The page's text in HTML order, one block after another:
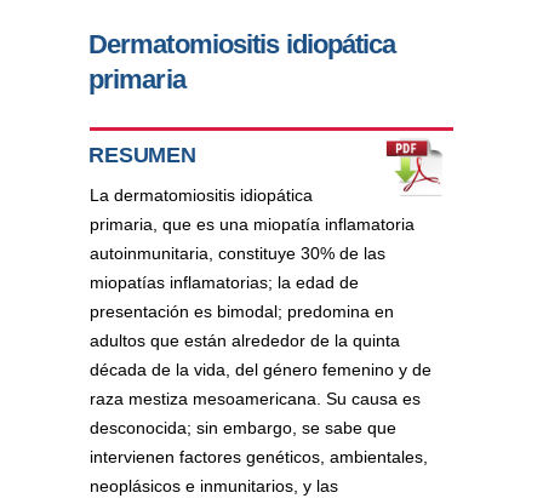
Dermatomiositis idiopática
primaria
RESUMEN
La dermatomiositis idiopática
primaria, que es una miopatía inflamatoria
autoinmunitaria, constituye 30% de las
miopatías inflamatorias; la edad de
presentación es bimodal; predomina en
adultos que están alrededor de la quinta
década de la vida, del género femenino y de
raza mestiza mesoamericana. Su causa es
desconocida; sin embargo, se sabe que
intervienen factores genéticos, ambientales,
neoplásicos e inmunitarios, y las